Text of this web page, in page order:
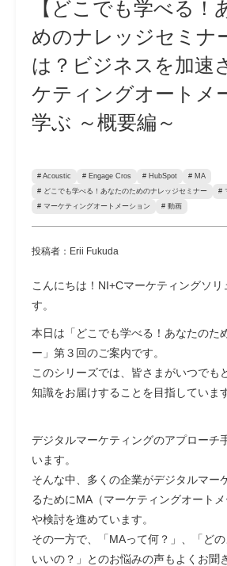
【どこでも学べる！
めのナレッジセミナ
は？ビジネスを加速
ケティングオートメ
学ぶ ～概要編～
# Acoustic # Engage Cros # HubSpot
# MA
# どこでも学べる！あなたのためのナレッジセミナー
#
# マーケティングオートメーション
# 動画
投稿者：Erii Fukuda
こんにちは！NI+Cマーケティングソ
す。
本日は「どこでも学べる！あなたのた
ー」第３回のご案内です。
このシリーズでは、皆さまがいつでも
知識をお届けすることを目指していま
デジタルマーケティングのアプローチ
います。
そんな中、多くの企業がデジタルマー
るためにMA（マーケティングオート
や検討を進めています。
その一方で、「MAって何？」、「ど
いいの？」とのお悩みの声もよくお聞